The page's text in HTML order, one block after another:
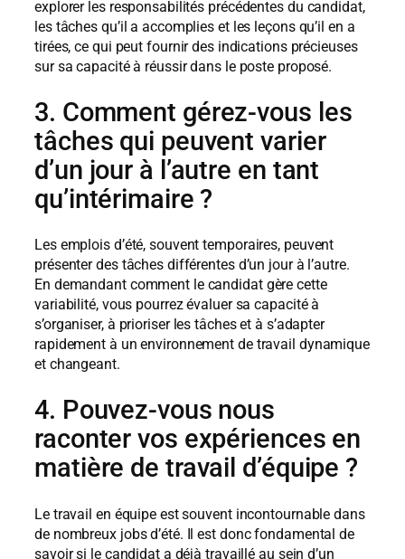
explorer les responsabilités précédentes du candidat,
les tâches qu’il a accomplies et les leçons qu’il en a
tirées, ce qui peut fournir des indications précieuses
sur sa capacité à réussir dans le poste proposé.
3. Comment gérez-vous les
tâches qui peuvent varier
d’un jour à l’autre en tant
qu’intérimaire ?
Les emplois d’été, souvent temporaires, peuvent
présenter des tâches différentes d’un jour à l’autre.
En demandant comment le candidat gère cette
variabilité, vous pourrez évaluer sa capacité à
s’organiser, à prioriser les tâches et à s’adapter
rapidement à un environnement de travail dynamique
et changeant.
4. Pouvez-vous nous
raconter vos expériences en
matière de travail d’équipe ?
Le travail en équipe est souvent incontournable dans
de nombreux jobs d’été. Il est donc fondamental de
savoir si le candidat a déjà travaillé au sein d’un